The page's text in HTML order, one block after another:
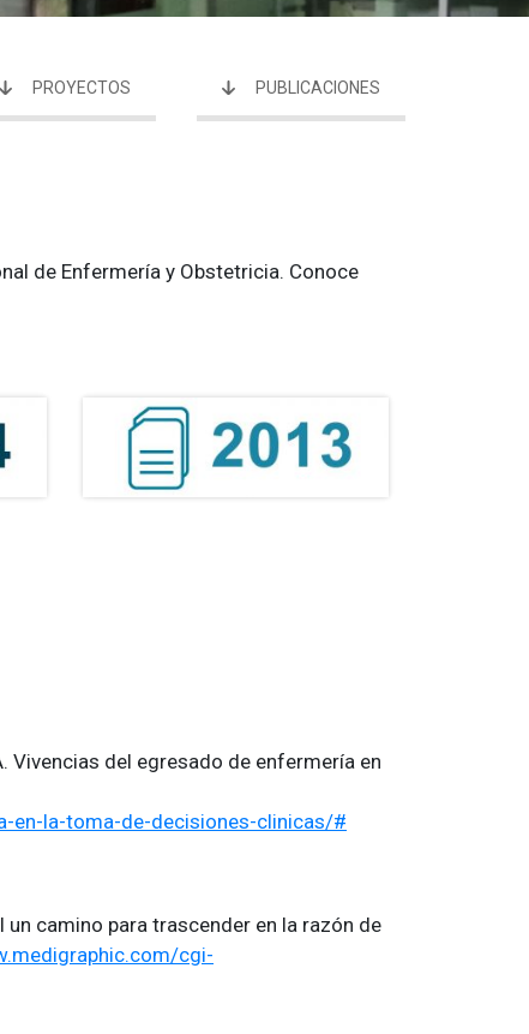
PROYECTOS PUBLICACIONES
de Enfermería y Obstetricia. Conoce
Vivencias del egresado de enfermería en
en-la-toma-de-decisiones-clinicas/#
camino para trascender en la razón de
cgi-